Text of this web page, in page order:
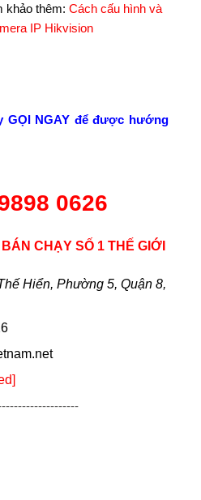
khảo thêm: Cách cấu hình và
IP Hikvision
GỌI NGAY để được hướng
0626
CHẠY SỐ 1 THẾ GIỚI
Hiển, Phường 5, Quận 8,